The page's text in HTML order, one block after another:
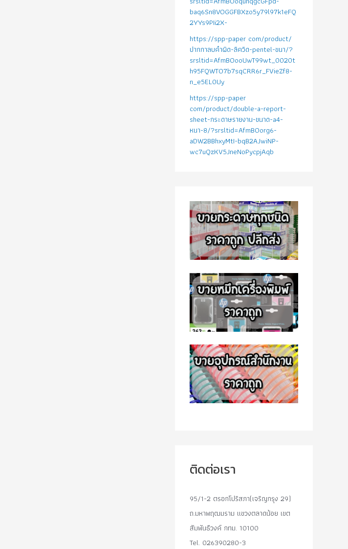
baq6Sn8VOGGFBXzo5y79l97k1eFQ
2YYs9PIi2X-
https://spp-paper com/product/
ปากกาลบคำผิด-ลิควิด-pentel-ขนา/?
srsltid=AfmBOooUwT99wt_0020t
h95FQWTO7b7sqCRR6r_FVieZf8-
n_e5EL0Uy
https://spp-paper
com/product/double-a-report-
sheet-กระดาษรายงาน-ขนาด-a4-
หนา-8/?srsltid=AfmBOorg6-
aDW2BBhxyMtI-bqB2AJwiNP-
wc7uQzKV5JneNoPycpjAqb
ติดต่อเรา
95/1-2 ตรอกโปริสภา(เจริญกรุง 29)
ถ.มหาพฤฒมราม แขวงตลาดน้อย เขต
สัมพันธืวงค์ กทม. 10100
Tel. 026390280-3